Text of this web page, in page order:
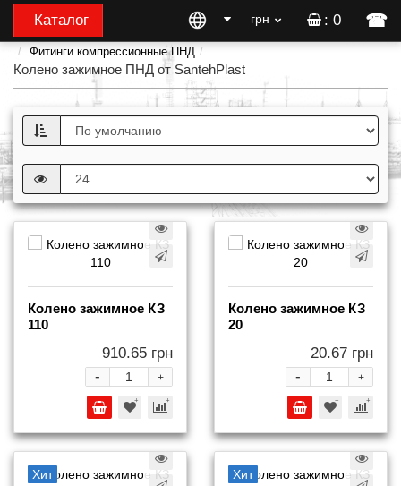
: 0 ☎
Каталог грн
Фитинги компрессионные ПНД
Колено зажимное ПНД от SantehPlast
Колено зажимное КЗ
110
910.65 грн
+
-
Колено зажимное КЗ
20
20.67 грн
+
-
Хит Хит